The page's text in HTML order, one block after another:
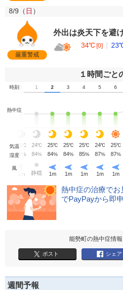
8/9（ 日 ）
厳重警戒
外出は炎天下を避
34℃ [0]
１時間ごと
時刻 1 2 3 4 5 6
熱中症
気温
25 ℃ 24℃ 25℃ 25℃ 25℃ 24℃ 25℃
湿度
82 % 84% 84% 84% 85% 87% 87%
風
m 静穏 1m 1m 1m 1m 1m
熱中症の治療でお
でPayPayから即
能勢町の熱中症情
ポスト シェア
週間予報